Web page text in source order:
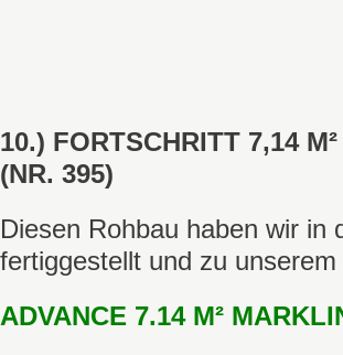
10.) FORTSCHRITT 7,14
(NR. 395)
Diesen Rohbau haben wir in
fertiggestellt und zu
ADVANCE 7.14 M²